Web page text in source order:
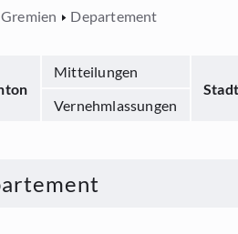
Gremien Departement
Mitteilungen
Stadt
Vernehmlassungen